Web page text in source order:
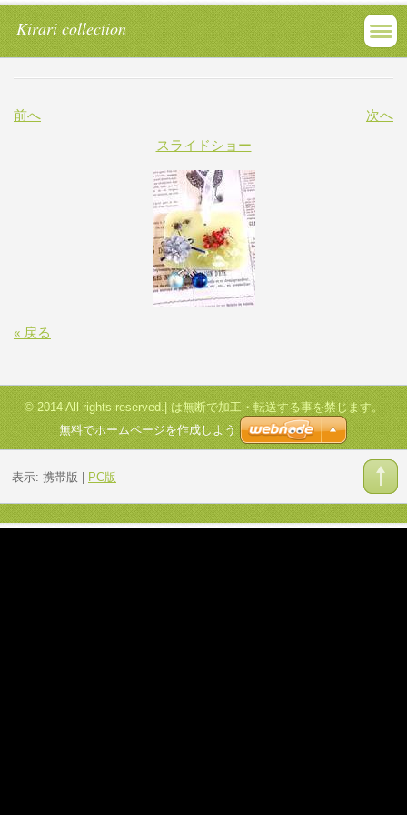
Kirari collection
前へ
次へ
スライドショー
« 戻る
© 2014 All rights reserved.| は無断で加工・転送する事を禁じます。
無料でホームページを作成しよう
表示: 携帯版 PC版